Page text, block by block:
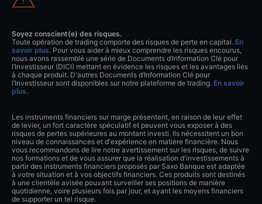
Soyez conscient(e) des risques.
Toute opération de trading comporte des risques de perte en capital. En
savoir plus. Pour vous aider à mieux comprendre les risques encourus,
nous avons rassemblé une série de Documents d’Information Clé pour
l’Investisseur (DICI) mettant en évidence les risques et les avantages liés
à chaque produit. D'autres Documents d’Information Clé pour
l’Investisseur sont disponibles sur notre plateforme de trading. En savoir
plus.
Les instruments financiers sur marge présentent, en raison de leur effet
de levier, un fort caractère spéculatif et peuvent vous exposer à des
risques de pertes supérieures au montant investi. Ils nécessitent un bon
niveau de connaissances et d'expérience en matière financière. Nous
vous recommandons de lire notre avertissement sur les risques, de suivre
nos formations et de vous assurer que la réalisation d'investissements à
partir des instruments financiers proposés par Saxo Banque est adaptée
à votre situation et à vos objectifs financiers. Ces produits sont destinés
à une clientèle avisée pouvant surveiller ses positions de manière
quotidienne, voire plusieurs fois par jour, et ayant les moyens financiers
de supporter un tel risque.